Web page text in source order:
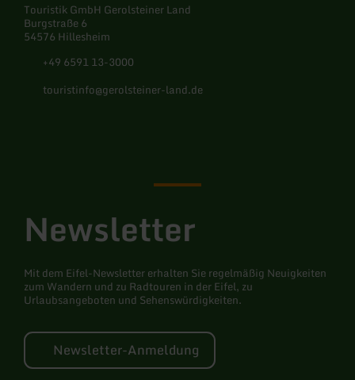
Touristik GmbH Gerolsteiner Land
Burgstraße 6
54576 Hillesheim
+49 6591 13-3000
touristinfo@gerolsteiner-land.de
Newsletter
Mit dem Eifel-Newsletter erhalten Sie regelmäßig Neuigkeiten
zum Wandern und zu Radtouren in der Eifel, zu
Urlaubsangeboten und Sehenswürdigkeiten.
Newsletter-Anmeldung